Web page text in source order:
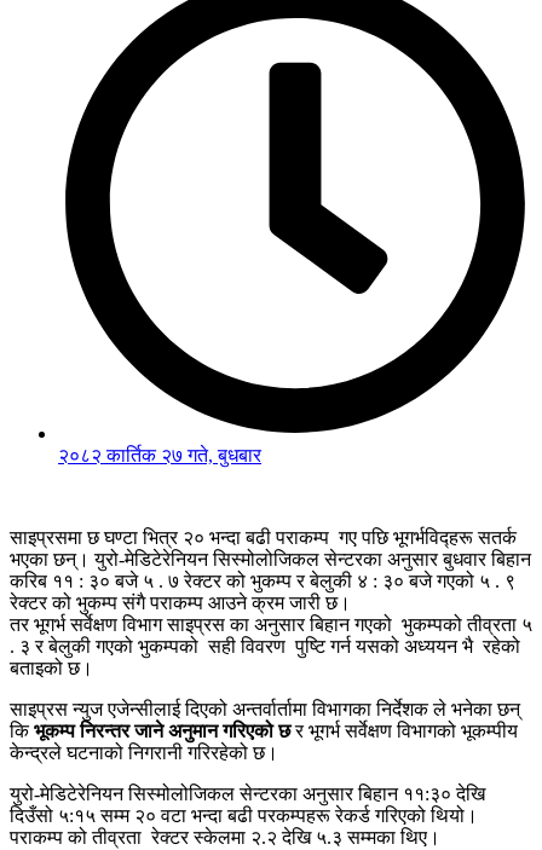
२०८२ कार्तिक २७ गते, बुधबार
साइप्रसमा छ घण्टा भित्र २० भन्दा बढी पराकम्प गए पछि भूगर्भविद्हरू सतर्क
भएका छन्। युरो-मेडिटेरेनियन सिस्मोलोजिकल सेन्टरका अनुसार बुधवार बिहान
करिब ११ : ३० बजे ५ . ७ रेक्टर को भुकम्प र बेलुकी ४ : ३० बजे गएको ५ . ९
रेक्टर को भुकम्प संगै पराकम्प आउने क्रम जारी छ।
तर भूगर्भ सर्वेक्षण विभाग साइप्रस का अनुसार बिहान गएको भुकम्पको तीव्रता ५
. ३ र बेलुकी गएको भुकम्पको सही विवरण पुष्टि गर्न यसको अध्ययन भै रहेको
बताइको छ।
साइप्रस न्युज एजेन्सीलाई दिएको अन्तर्वार्तामा विभागका निर्देशक ले भनेका छन्
किभूकम्प निरन्तर जाने अनुमान गरिएको छर भूगर्भ सर्वेक्षण विभागको भूकम्पीय
केन्द्रले घटनाको निगरानी गरिरहेको छ।
युरो-मेडिटेरेनियन सिस्मोलोजिकल सेन्टरका अनुसार बिहान ११:३० देखि
दिउँसो ५:१५ सम्म २० वटा भन्दा बढी परकम्पहरू रेकर्ड गरिएको थियो।
पराकम्प को तीव्रता रेक्टर स्केलमा २.२ देखि ५.३ सम्मका थिए।